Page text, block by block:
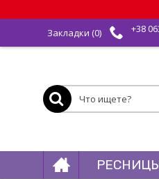
Закладки (0) +38